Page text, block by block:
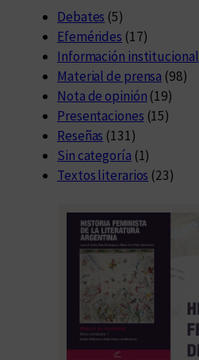
Debates (5)
Efemérides (17)
Información institucional
Material de prensa (98)
Nota de opinión (19)
Presentaciones (15)
Reseñas (131)
Sin categoría (1)
Textos literarios (23)